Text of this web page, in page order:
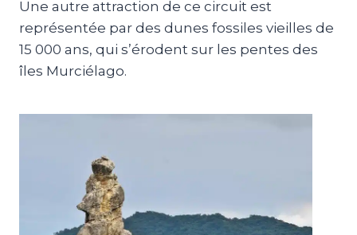
Une autre attraction de ce circuit est
représentée par des dunes fossiles vieilles de
15 000 ans, qui s’érodent sur les pentes des
îles Murciélago.